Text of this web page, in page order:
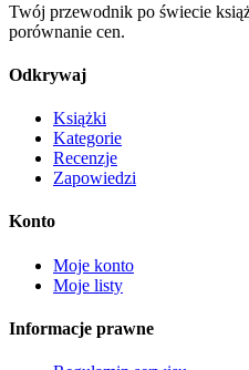
Twój przewodnik po świecie
porównanie cen.
Odkrywaj
Książki
Kategorie
Recenzje
Zapowiedzi
Konto
Moje konto
Moje listy
Informacje prawne